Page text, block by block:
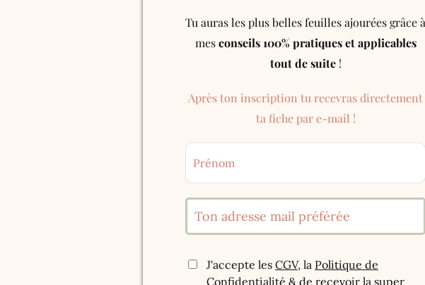
Tu auras les plus belles feuilles ajourées grâce à
mesconseils 100% pratiques et applicables
tout de suite!
Après ton inscription tu recevras directement
ta fiche par e-mail !
J'accepte les CGV, la Politique de
Confidentialité & de recevoir la super